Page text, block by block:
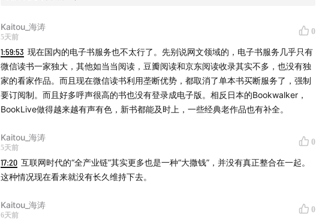
Kaitou_海涛
5天前
0
1:59:53 现在国内的电子书服务也不太行了。先别说网文领域的，电子书服务几乎只有
微信读书一家独大，其他如当当阅读，豆瓣阅读和京东阅读收录其实不多，也没有独
家的看家作品。而且现在微信读书利用垄断优势，都取消了单本书买断服务了，强制
要订阅制。而且好多呼声很高的书也没有登录成电子版。相反日本的Bookwalker，
BookLive做得越来越有声有色，新书都能及时上，一些经典老作品也有补全。
Kaitou_海涛
5天前
0
17:20 互联网时代的“全产业链”其实更多也是一种“大撒钱”，并没有真正整合在一起。
这种情况现在看来就没有长久维持下去。
Kaitou_海涛
6天前
0